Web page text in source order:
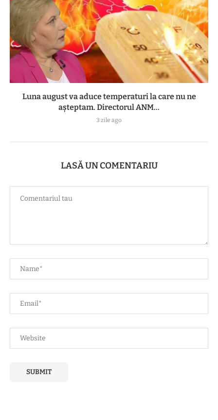
Luna august va aduce temperaturi la care nu ne
așteptam. Directorul ANM...
3 zile ago
LASĂ UN COMENTARIU